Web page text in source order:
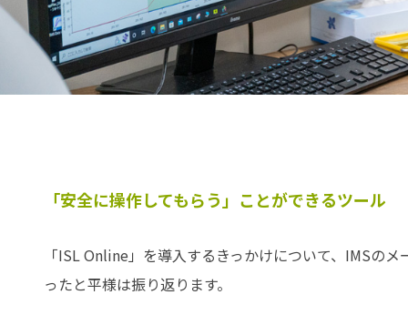
「安全に操作してもらう」ことができるツール
「ISL Online」を導入するきっかけについて、IMSの
ったと平様は振り返ります。